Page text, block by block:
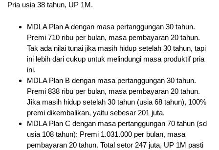
Pria usia 38 tahun, UP 1M.
MDLA Plan A dengan masa pertanggungan 30 tahun.
Premi 710 ribu per bulan, masa pembayaran 20 tahun.
Tak ada nilai tunai jika masih hidup setelah 30 tahun, tapi
ini lebih dari cukup untuk melindungi masa produktif pria
ini.
MDLA Plan B dengan masa pertanggungan 30 tahun.
Premi 838 ribu per bulan, masa pembayaran 20 tahun.
Jika masih hidup setelah 30 tahun (usia 68 tahun), 100%
premi dikembalikan, yaitu sebesar 201 juta.
MDLA Plan C dengan masa pertanggungan 70 tahun (sd
usia 108 tahun): Premi 1.031.000 per bulan, masa
pembayaran 20 tahun. Total setor 247 juta, UP 1M pasti